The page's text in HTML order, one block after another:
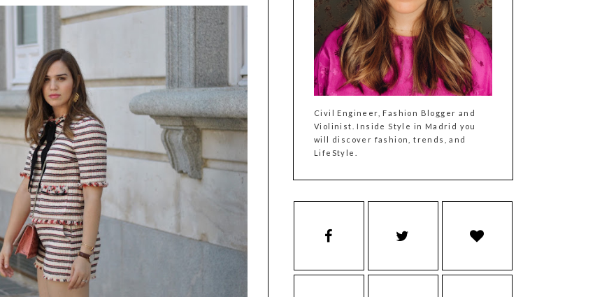
Civil Engineer, Fashion Blogger and
Violinist. Inside Style in Madrid you
will discover fashion, trends, and
LifeStyle.